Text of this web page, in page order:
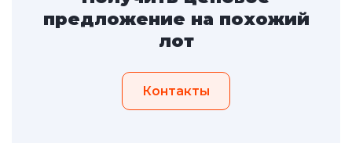
предложение на похожий
лот
Контакты